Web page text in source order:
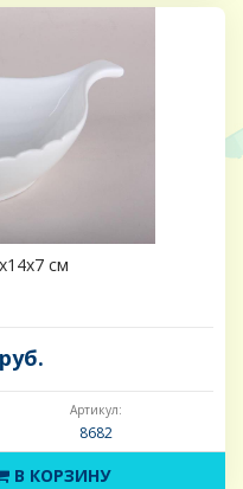
см
Артикул:
8682
В КОРЗИНУ